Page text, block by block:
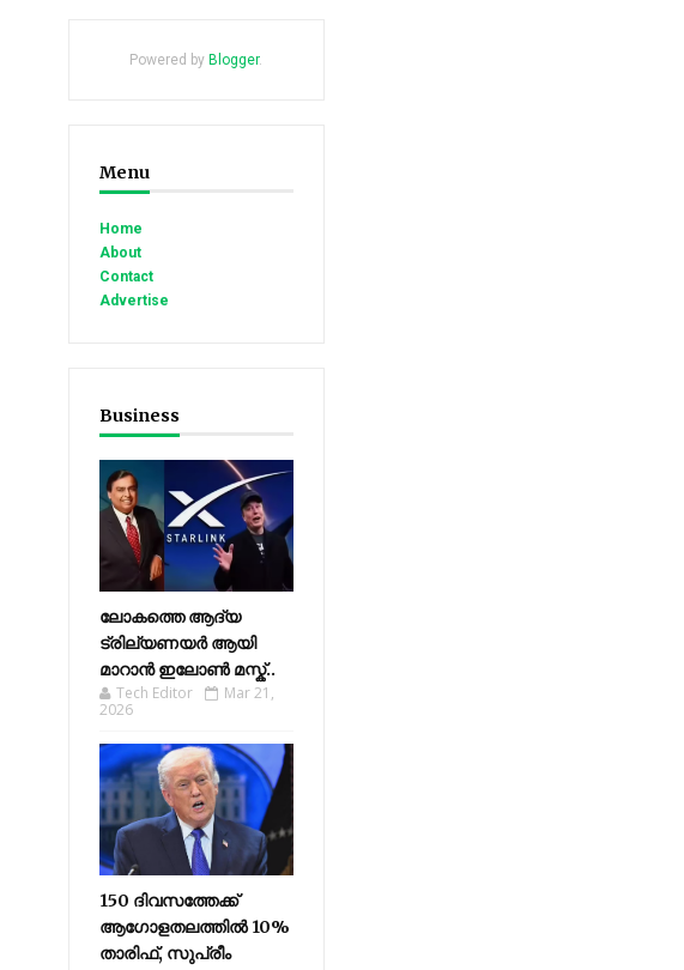
Powered by Blogger.
Menu
Home
About
Contact
Advertise
Business
ലോകത്തെ ആദ്യ
ട്രില്യണയർ ആയി
മാറാൻ ഇലോൺ മസ്ക്..
Tech Editor
Mar 21,
2026
150 ദിവസത്തേക്ക്
ആഗോളതലത്തിൽ 10%
താരിഫ്, സുപ്രീം